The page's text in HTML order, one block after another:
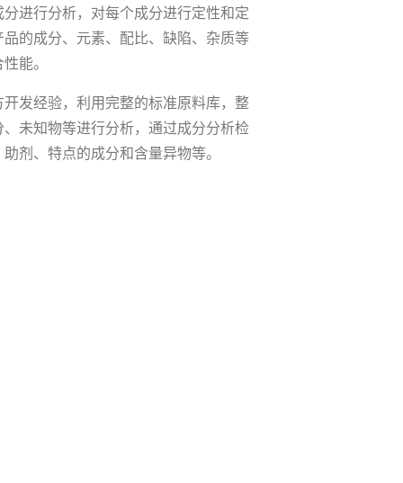
进行分析，对每个成分进行定性和定
的成分、元素、配比、缺陷、杂质等
能。
发经验，利用完整的标准原料库，整
未知物等进行分析，通过成分分析检
剂、特点的成分和含量异物等。